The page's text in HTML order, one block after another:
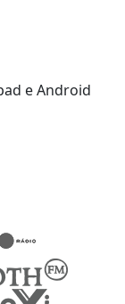
e Android